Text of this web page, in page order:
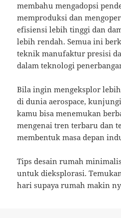
membahu mengadopsi
memproduksi dan
efisiensi lebih tinggi dan
lebih rendah. Semua ini
teknik manufaktur presisi
dalam teknologi
Bila ingin mengeksplor
di dunia aerospace,
kamu bisa menemukan
mengenai tren terbaru dan
membentuk masa depan
Tips desain rumah
untuk dieksplorasi.
hari supaya rumah makin